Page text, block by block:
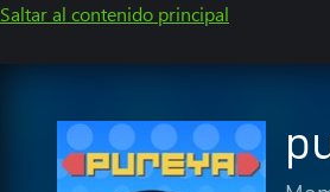
Saltar al contenido principal